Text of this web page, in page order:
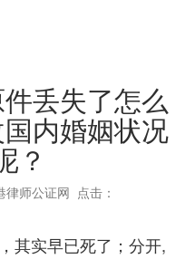
丢失了怎么
内婚姻状况
？
律师公证网 点击：
其实早已死了；分开,